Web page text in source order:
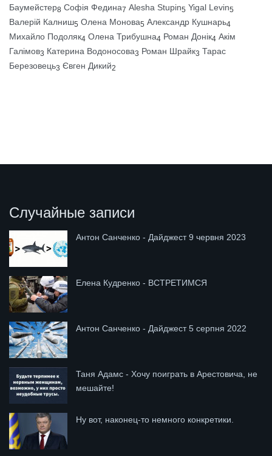
Баумейстер8 Софія Федина7 Alesha Stupin5 Yigal Levin5
Валерій Калниш5 Олена Монова5 Александр Кушнарь4
Михайло Подоляк4 Олена Трибушна4 Роман Донік4 Акім
Галімов3 Катерина Водоносова3 Роман Шрайк3 Тарас
Березовець3 Євген Дикий2
Случайные записи
Антон Санченко - Дайджест 9 червня 2023
Елена Кудренко - ВСТРЕТИМСЯ
Антон Санченко - Дайджест 5 серпня 2022
Таня Адамс - Хочу поиграть в Арестовича, не
мешайте!
Ну вот, наконец-то немного конкретики.